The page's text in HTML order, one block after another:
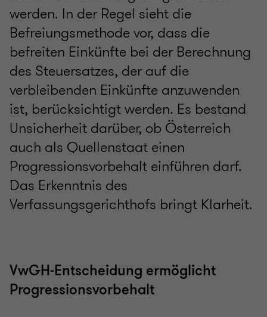
werden. In der Regel sieht die
Befreiungsmethode vor, dass die
befreiten Einkünfte bei der Berechnung
des Steuersatzes, der auf die
verbleibenden Einkünfte anzuwenden
ist, berücksichtigt werden. Es bestand
Unsicherheit darüber, ob Österreich
auch als Quellenstaat einen
Progressionsvorbehalt einführen darf.
Das Erkenntnis des
Verfassungsgerichthofs bringt Klarheit.
VwGH-Entscheidung ermöglicht
Progressionsvorbehalt